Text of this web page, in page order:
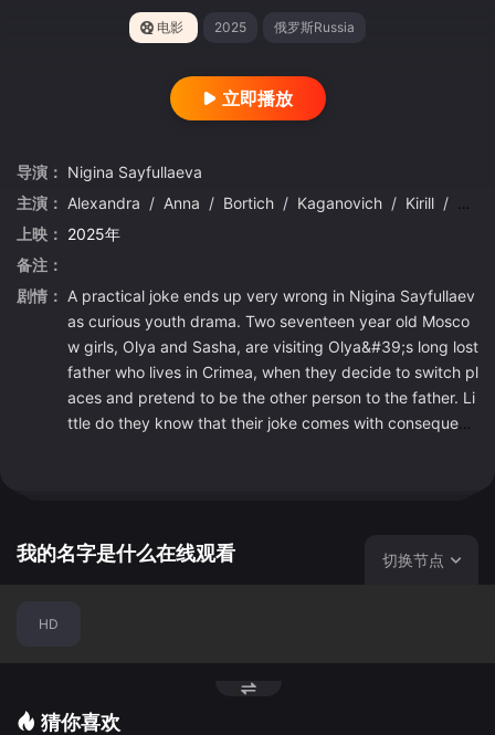
电影 2025 俄罗斯Russia
立即播放
导演： Nigina Sayfullaeva
主演： Alexandra / Anna / Bortich / Kaganovich / Kirill /
上映： 2025年
备注：
剧情： A practical joke ends up very wrong in Nigina Sayfullaev
as curious youth drama. Two seventeen year old Mosco
w girls, Olya and Sasha, are visiting Olya&#39;s long lost
father who lives in Crimea, when they decide to switch pl
aces and pretend to be the other person to the father. Li
ttle do they know that their joke comes with consequens
我的名字是什么在线观看 切换节点
HD
猜你喜欢